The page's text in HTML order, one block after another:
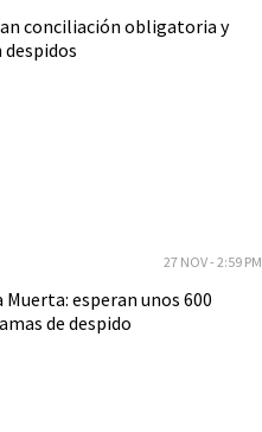
27 NOV - 2:59 PM